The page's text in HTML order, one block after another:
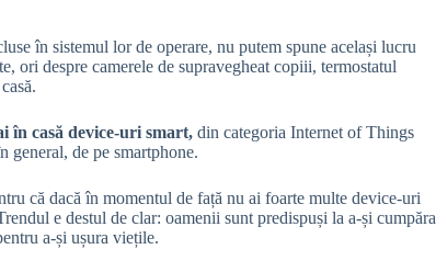
în sistemul lor de operare, nu putem spune același lucru
ori despre camerele de supravegheat copiii, termostatul
în casă device-uri smart, din categoria Internet of Things
general, de pe smartphone.
că dacă în momentul de față nu ai foarte multe device-uri
e destul de clar: oamenii sunt predispuși la a-și cumpăra
a-și ușura viețile.